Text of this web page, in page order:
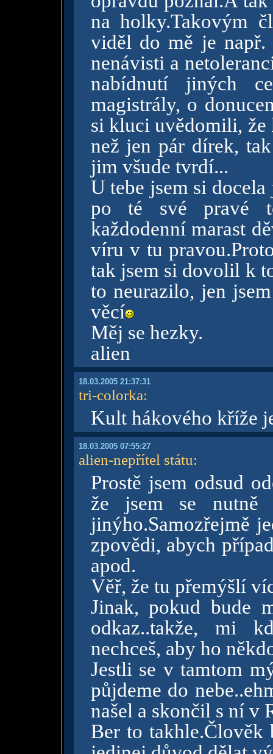
na holky.Takovým
viděl do mě je např.
nenávisti a
nabídnutí jiných
magistrály, o
si kluci uvědomili,
než jen pár dírek,
jim všude tvrdí...
U tebe jsem si
po té své pravé
každodenní marast
víru v tu
tak jsem si dovolil k
to neurazilo, jen
věcí
Měj se hezky.
alien
18.03.2005 21:37:31
tri-colorka:
Kult hákového kříže
18.03.2005 07:55:27
alien-nepřítel státu:
Prostě jsem odsud
že jsem se nutně
jinýho.Samozřejmě
zpovědi, abych
apod.
Věř, že tu přemýšlí
Jinak, pokud bude
odkaz..takže, mi
nechceš, aby ho
Jestli se v tamtom
půjdeme do
našel a skončil s ní v
Ber to